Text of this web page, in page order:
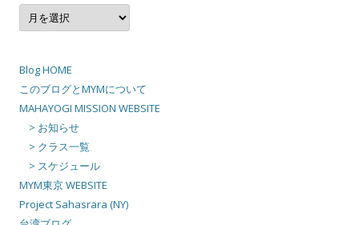
ア
ー
カ
Blog HOME
このブログとMYMについて
MAHAYOGI MISSION WEBSITE
> お知らせ
> クラス一覧
> スケジュール
MYM東京 WEBSITE
Project Sahasrara (NY)